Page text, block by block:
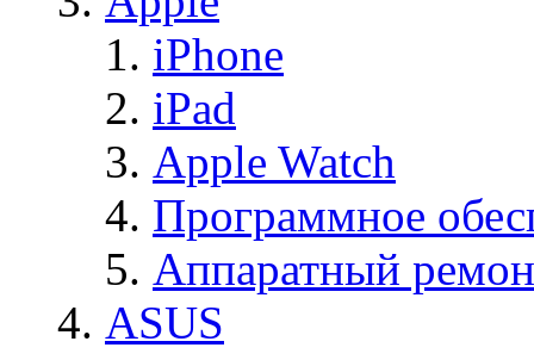
iPhone
iPad
Apple Watch
Программное
Аппаратный
ASUS